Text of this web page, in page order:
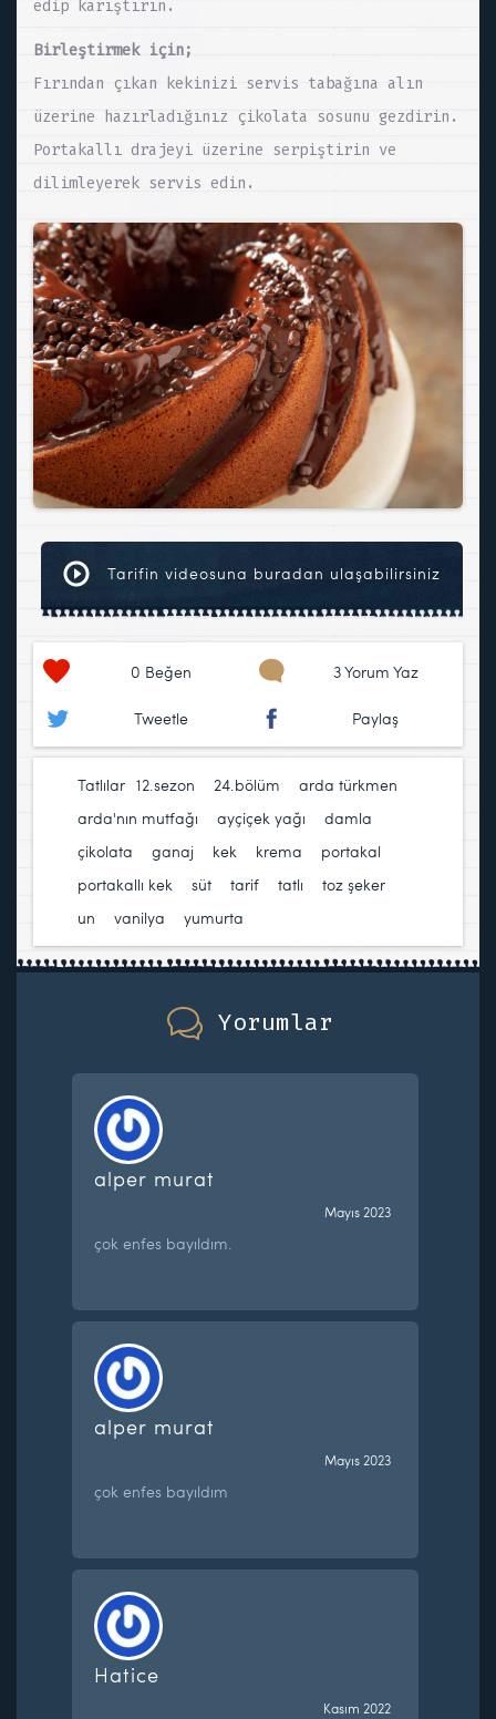
edip karıştırın.
Birleştirmek için;
Fırından çıkan kekinizi servis tabağına alın
üzerine hazırladığınız çikolata sosunu gezdirin.
Portakallı drajeyi üzerine serpiştirin ve
dilimleyerek servis edin.
Tarifin videosuna buradan ulaşabilirsiniz
0 Beğen 3 Yorum Yaz
Tweetle Paylaş
Tatlılar 12.sezon 24.bölüm arda türkmen
arda'nın mutfağı
ayçiçek yağı
damla
çikolata
ganaj kek krema portakal
portakallı kek
süt tarif tatlı toz şeker
un
vanilya yumurta
Yorumlar
alper murat
Mayıs 2023
çok enfes bayıldım.
alper murat
Mayıs 2023
çok enfes bayıldım
Hatice
Kasım 2022